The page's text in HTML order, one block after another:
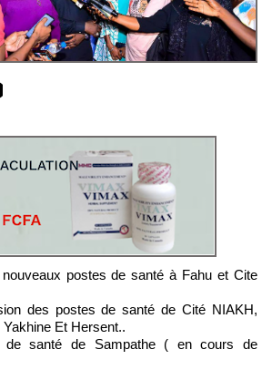
des postes de santé de Cité NIAKH,
Et Hersent..
de santé de Sampathe ( en cours de